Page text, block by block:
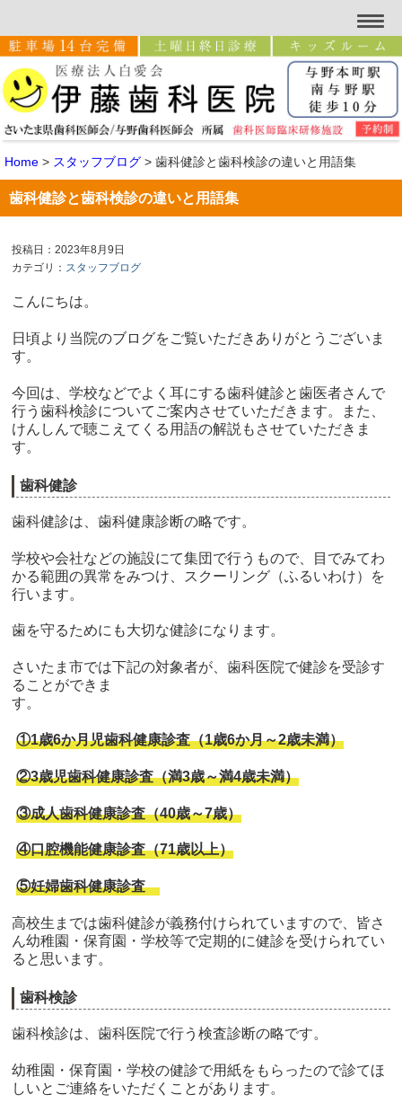
Home > スタッフブログ > 歯科健診と歯科検診の違いと用語集
歯科健診と歯科検診の違いと用語集
投稿日：2023年8月9日
カテゴリ： スタッフブログ
こんにちは。
日頃より当院のブログをご覧いただきありがとうございま
す。
今回は、学校などでよく耳にする歯科健診と歯医者さんで
行う歯科検診についてご案内させていただきます。また、
けんしんで聴こえてくる用語の解説もさせていただきま
す。
歯科健診
歯科健診は、歯科健康診断の略です。
学校や会社などの施設にて集団で行うもので、目でみてわ
かる範囲の異常をみつけ、スクーリング（ふるいわけ）を
行います。
歯を守るためにも大切な健診になります。
さいたま市では下記の対象者が、歯科医院で健診を受診す
ることができま
す
①1歳6か月児歯科健康診査（1歳6か月～2歳未満）
②3歳児歯科健康診査（満3歳～満4歳未満）
③成人歯科健康診査（40歳～7歳）
④口腔機能健康診査（71歳以上）
⑤妊婦歯科健康診査
高校生までは歯科健診が義務付けられていますので、皆さ
ん幼稚園・保育園・学校等で定期的に健診を受けられてい
ると思います。
歯科検診
歯科検診は、歯科医院で行う検査診断の略です。
幼稚園・保育園・学校の健診で用紙をもらったので診てほ
しいとご連絡をいただくことがあります。